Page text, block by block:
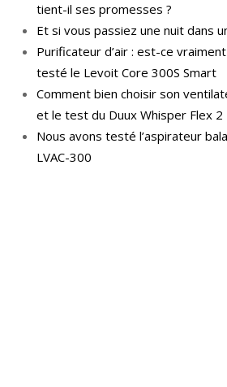
tient-il ses promesses ?
Et si vous passiez une nuit dans
Purificateur d’air : est-ce
testé le Levoit Core 300S Smart
Comment bien choisir son
et le test du Duux Whisper Flex 2
Nous avons testé l’aspirateur
LVAC-300